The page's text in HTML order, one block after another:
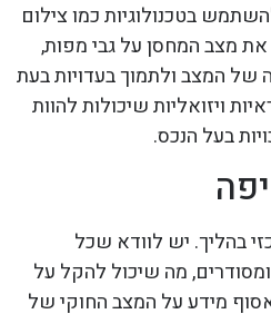
בטכנולוגיות כמו צילום
את מצב המחסן על גבי מפות,
המצב ולתמוך בעדויות בעת
ויזואליות שיכולות להוות
בעל הנכס.
בהליך. יש לוודא שכל
מה שיכול להקל על
מידע על המצב החוקי של